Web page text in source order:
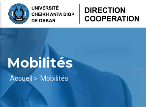
Aller
Mobilités
Fil
d'Ariane
Accueil > Mobilités